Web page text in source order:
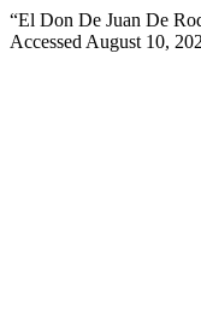
“El Don De Juan De
Accessed August 10,